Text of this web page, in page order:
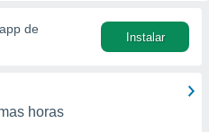
de
Instalar
horas